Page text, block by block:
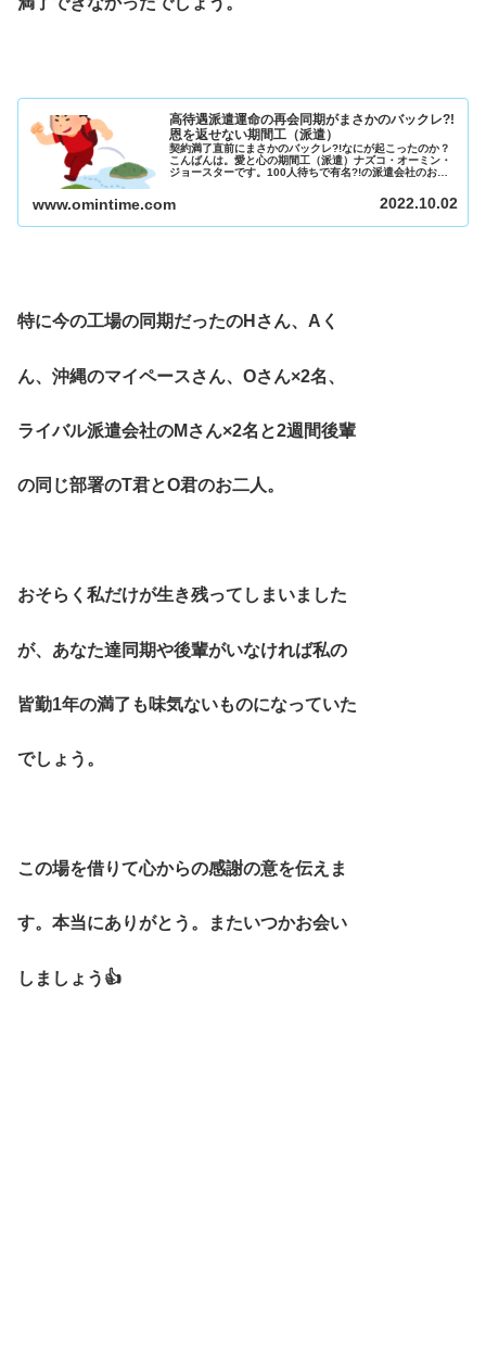
高待遇派遣運命の再会同期がまさかのバックレ?!
恩を返せない期間工（派遣）
契約満了直前にまさかのバックレ?!なにが起こったのか？
こんばんは。愛と心の期間工（派遣）ナズコ・オーミン・
ジョースターです。100人待ちで有名?!の派遣会社のおし
www.omintime.com 2022.10.02
特に今の工場の同期だったのHさん、Aく
ん、沖縄のマイペースさん、Oさん×2名、
ライバル派遣会社のMさん×2名と2週間後輩
の同じ部署のT君とO君のお二人。
おそらく私だけが生き残ってしまいました
が、あなた達同期や後輩がいなければ私の
皆勤1年の満了も味気ないものになっていた
でしょう。
この場を借りて心からの感謝の意を伝えま
す。本当にありがとう。またいつかお会い
しましょう👍